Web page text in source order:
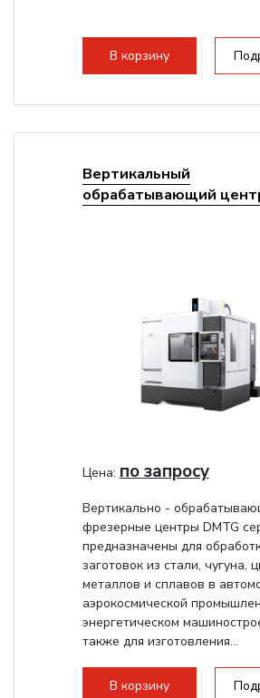
В корзину
Вертикальный
обрабатывающий
Цена: по запросу
Вертикально -
фрезерные центры DMTG
предназначены для
заготовок из стали, чугуна,
металлов и сплавов в
аэрокосмической
энергетическом
также для изготовления...
В корзину